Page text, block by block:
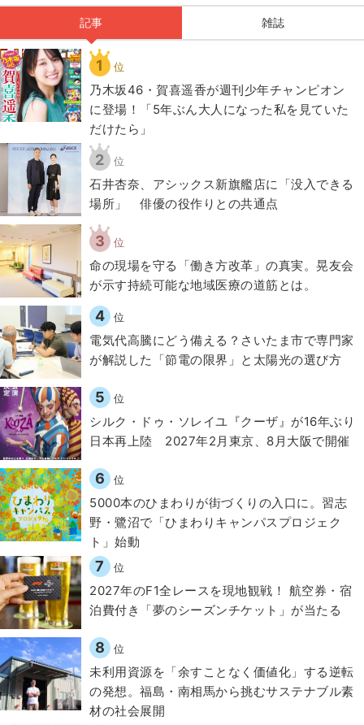
記事 雑誌
1 位
乃木坂46・賀喜遥香が週刊少年チャンピオン
に登場！「5年ぶん大人になった私を見ていた
だけたら」
2 位
石井杏奈、アシックス新旗艦店に「没入できる
場所」 俳優の役作りとの共通点
3 位
​命の現場を守る「働き方改革」の真実。晃友会
が示す持続可能な地域医療の道筋とは。
4 位
電気代高騰にどう備える？さいたま市で専門家
が解説した「節電の限界」と太陽光の選び方
5 位
シルク・ドゥ・ソレイユ『クーザ』が16年ぶり
日本再上陸 2027年2月東京、8月大阪で開催
6 位
5000本のひまわりが街づくりの入口に。習志
野・鷺沼で「ひまわりキャンパスプロジェク
ト」始動
7 位
2027年のF1全レースを現地観戦！ 航空券・宿
泊費付き「夢のシーズンチケット」が当たる
8 位
​​未利用資源を「余すことなく価値化」する逆転
の発想。福島・南相馬から挑むサステナブル素
材の社会展開​